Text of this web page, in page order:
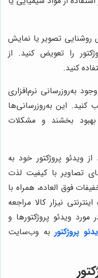
تصویر یا نمایش
را تعویض کنید. از
کنید.
به‌روزرسانی نرم‌افزاری
کنید. این به‌روزرسانی‌ها
بهبود بخشند و مشکلات
ویدئو پروژکتور خود به
تصاویر با کیفیت لذت
فوق العاده، همراه با
نیزار کالا مراجعه
ویدئو پروژکتورها و
پروژکتوربه وب‌سایت